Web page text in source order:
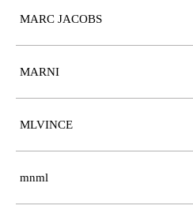
MARC JACOBS
MARNI
MLVINCE
mnml